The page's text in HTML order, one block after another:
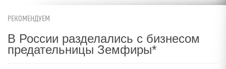
РЕКОМЕНДУЕМ
В России разделались с бизнесом
предательницы Земфиры*